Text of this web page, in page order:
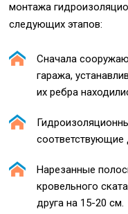
монтажа
следующих этапов:
Сначала
гаража,
их ребра
соответствующие
Нарезанные
кровельного
друга на 15-20 см.